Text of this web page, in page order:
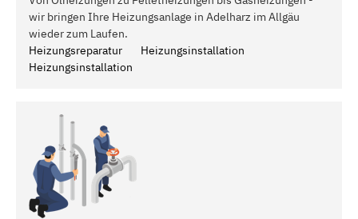
wir bringen Ihre Heizungsanlage in Adelharz im Allgäu
wieder zum Laufen.
Heizungsreparatur
Heizungsinstallation
Heizungsinstallation